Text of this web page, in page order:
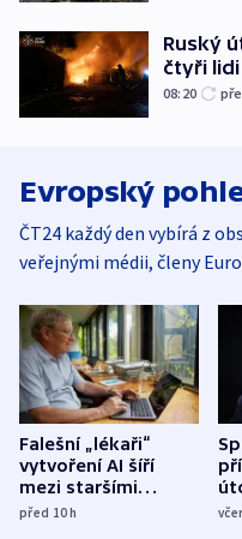
Ruský
čtyři lidi
08:20
Evropský
ČT24 každý den vybírá z
veřejnými médii, členy
Falešní „lékaři“
vytvoření AI šíří
mezi staršími
Poláky nebezpečné
před 10h